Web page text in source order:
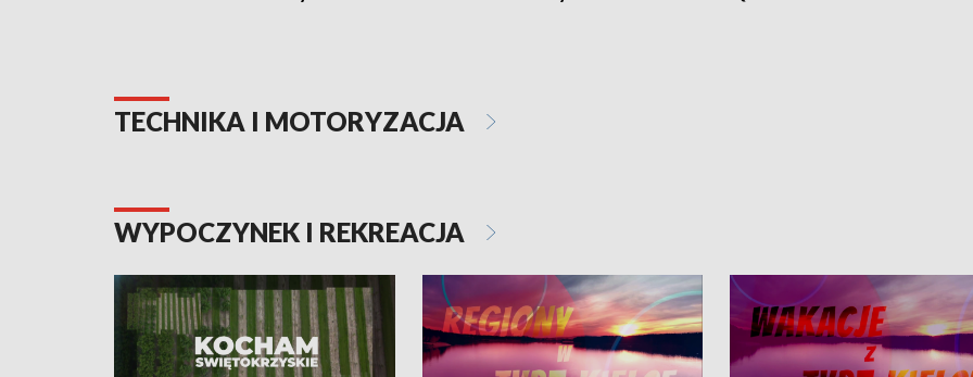
TECHNIKA I MOTORYZACJA
WYPOCZYNEK I REKREACJA